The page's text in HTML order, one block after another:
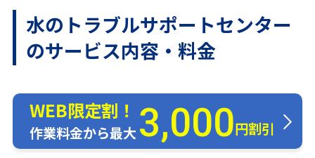
水のトラブルサポートセンター
のサービス内容・料金
WEB限定割！
作業料金から最大3,000円割引